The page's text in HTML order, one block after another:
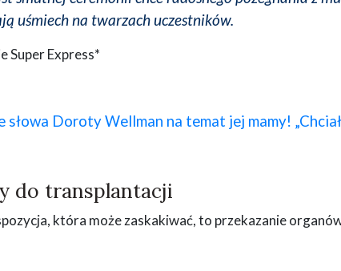
uśmiech na twarzach uczestników.
Super Express*
słowa Doroty Wellman na temat jej mamy!
do transplantacji
która może zaskakiwać, to przekazanie